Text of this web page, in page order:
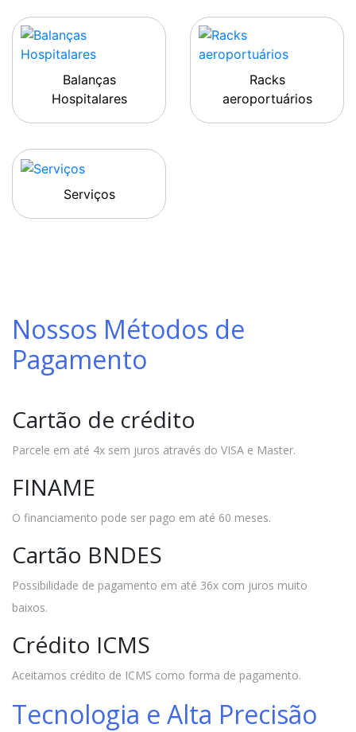
Balanças
Hospitalares
Racks
aeroportuários
Serviços
Nossos Métodos de
Pagamento
Cartão de crédito
Parcele em até 4x sem juros através do VISA e Master.
FINAME
O financiamento pode ser pago em até 60 meses.
Cartão BNDES
Possibilidade de pagamento em até 36x com juros muito
baixos.
Crédito ICMS
Aceitamos crédito de ICMS como forma de pagamento.
Tecnologia e Alta Precisão